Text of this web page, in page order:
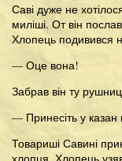
Саві дуже не
миліші. От він
Хлопець подивився
— Оце вона!
Забрав він ту
— Принесіть у казан
Товариші Савині